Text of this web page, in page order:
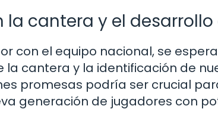
la cantera y el
con el equipo nacional, se
la cantera y la identificación de
promesas podría ser crucial
generación de jugadores con